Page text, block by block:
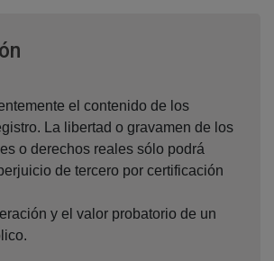
el contenido de los
La libertad o gravamen de los
o derechos reales sólo podrá
de tercero por certificación
y el valor probatorio de un